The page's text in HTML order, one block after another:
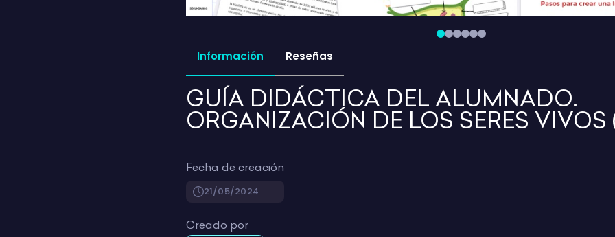
Información Reseñas
GUÍA DIDÁCTICA DEL ALUMNADO.
ORGANIZACIÓN DE LOS SERES VIVOS
Fecha de creación
21/05/2024
Creado por